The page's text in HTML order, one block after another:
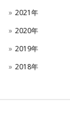
2021年
2020年
2019年
2018年